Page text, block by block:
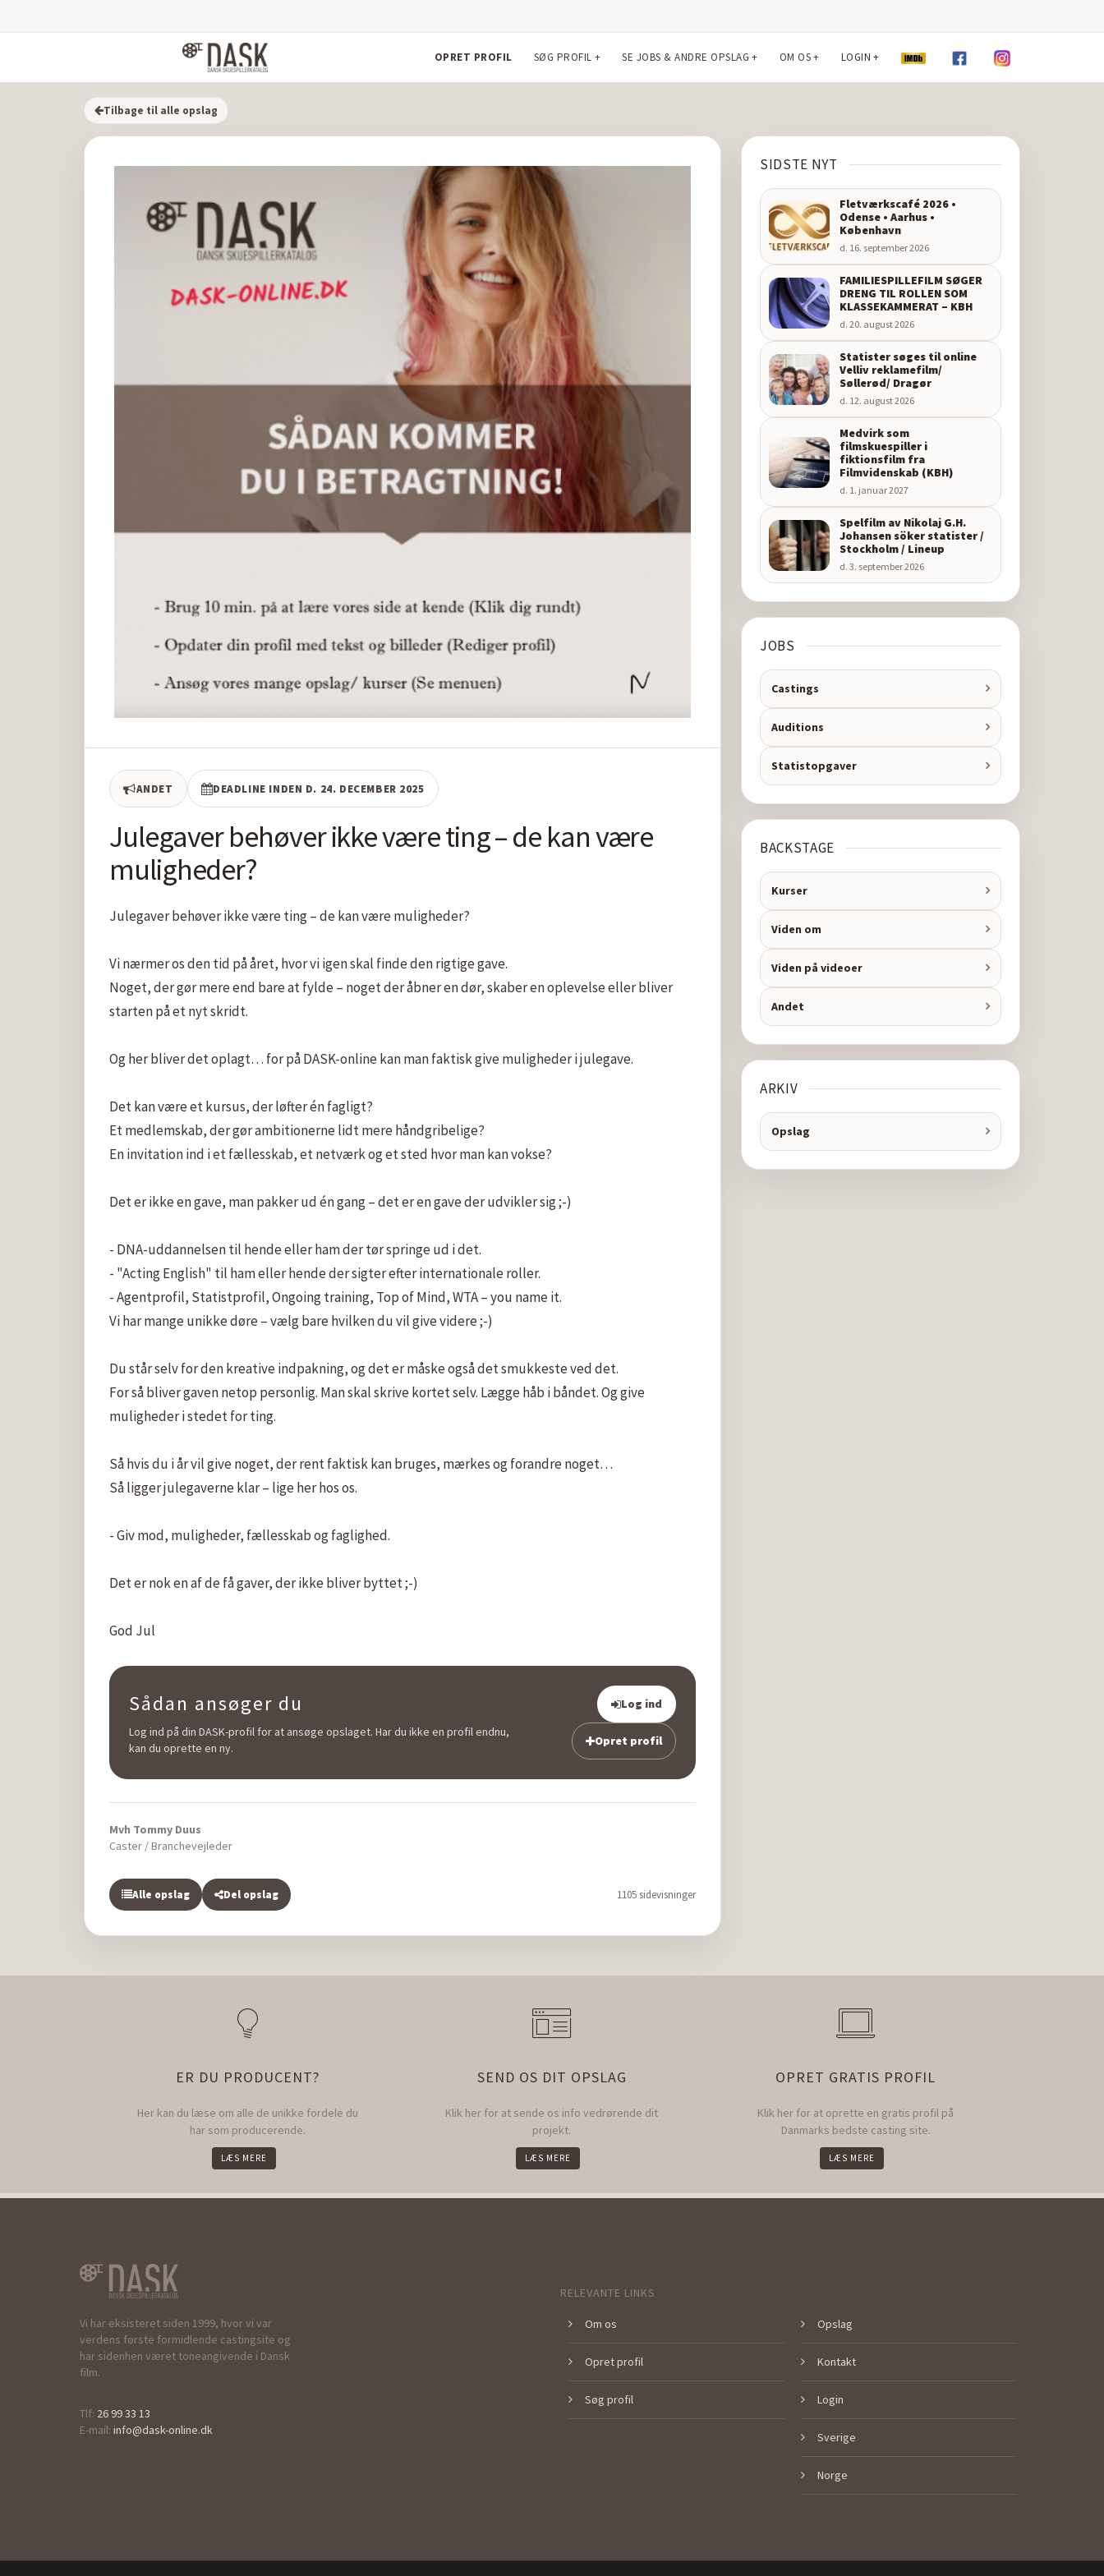
OPRET PROFIL SØG PROFIL + SE JOBS & ANDRE OPSLAG + OM OS+ LOGIN +
Tilbage til alle opslag
ANDET DEADLINE INDEN D. 24. DECEMBER 2025
Julegaver behøver ikke være ting – de kan være
muligheder?
Julegaver behøver ikke være ting – de kan være muligheder?
Vi nærmer os den tid på året, hvor vi igen skal finde den rigtige gave.
Noget, der gør mere end bare at fylde – noget der åbner en dør, skaber en oplevelse eller bliver
starten på et nyt skridt.
Og her bliver det oplagt… for på DASK-online kan man faktisk give muligheder i julegave.
Det kan være et kursus, der løfter én fagligt?
Et medlemskab, der gør ambitionerne lidt mere håndgribelige?
En invitation ind i et fællesskab, et netværk og et sted hvor man kan vokse?
Det er ikke en gave, man pakker ud én gang – det er en gave der udvikler sig ;-)
- DNA-uddannelsen til hende eller ham der tør springe ud i det.
- "Acting English" til ham eller hende der sigter efter internationale roller.
- Agentprofil, Statistprofil, Ongoing training, Top of Mind, WTA – you name it.
Vi har mange unikke døre – vælg bare hvilken du vil give videre ;-)
Du står selv for den kreative indpakning, og det er måske også det smukkeste ved det.
For så bliver gaven netop personlig. Man skal skrive kortet selv. Lægge håb i båndet. Og give
muligheder i stedet for ting.
Så hvis du i år vil give noget, der rent faktisk kan bruges, mærkes og forandre noget…
Så ligger julegaverne klar – lige her hos os.
- Giv mod, muligheder, fællesskab og faglighed.
Det er nok en af de få gaver, der ikke bliver byttet ;-)
God Jul
Sådan ansøger du
Log ind på din DASK-profil for at ansøge opslaget. Har du ikke en profil endnu,
kan du oprette en ny.
Log ind
Opret profil
Mvh Tommy Duus
Caster / Branchevejleder
Alle opslag Del opslag 1105 sidevisninger
SIDSTE NYT
Fletværkscafé 2026 •
Odense • Aarhus •
København
d. 16. september 2026
FAMILIESPILLEFILM SØGER
DRENG TIL ROLLEN SOM
KLASSEKAMMERAT – KBH
d. 20. august 2026
Statister søges til online
Velliv reklamefilm/
Søllerød/ Dragør
d. 12. august 2026
Medvirk som
filmskuespiller i
fiktionsfilm fra
Filmvidenskab (KBH)
d. 1. januar 2027
Spelfilm av Nikolaj G.H.
Johansen söker statister /
Stockholm / Lineup
d. 3. september 2026
JOBS
Castings
Auditions
Statistopgaver
BACKSTAGE
Kurser
Viden om
Viden på videoer
Andet
ARKIV
Opslag
ER DU PRODUCENT?
Her kan du læse om alle de unikke fordele du
har som producerende.
LÆS MERE
SEND OS DIT OPSLAG
Klik her for at sende os info vedrørende dit
projekt.
LÆS MERE
OPRET GRATIS PROFIL
Klik her for at oprette en gratis profil på
Danmarks bedste casting site.
LÆS MERE
Vi har eksisteret siden 1999, hvor vi var
verdens første formidlende castingsite og
har sidenhen været toneangivende i Dansk
film.
Tlf: 26 99 33 13
E-mail: info@dask-online.dk
RELEVANTE LINKS
Om os
Opret profil
Søg profil
Opslag
Kontakt
Login
Sverige
Norge